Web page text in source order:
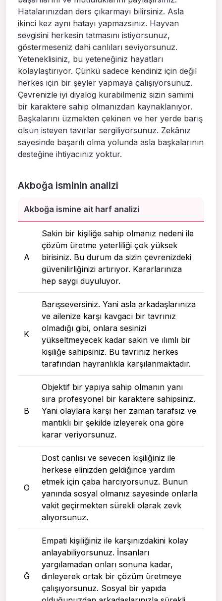
Hatalarınızdan ders çıkarmayı bilirsiniz. Asla
ikinci kez aynı hatayı yapmazsınız. Hayvan
sevgisini herkesin tatmasını istiyorsunuz,
göstermeseniz dahi canlıları seviyorsunuz.
Yeteneklisiniz, bu yeteneğiniz hayatları
kolaylaştırıyor. Çünkü sadece kendiniz için değil
herkes için bir şeyler yapmaya çalışıyorsunuz.
Çevrenizle iyi diyalog kurabilmeniz sizin samimi
bir karaktere sahip olmanızdan kaynaklanıyor.
Başkalarını üzmekten çekinen ve her yerde barış
olsun isteyen tavırlar sergiliyorsunuz. Zekânız
sayesinde başarılı olma yolunda asla başkalarının
desteğine ihtiyacınız yoktur.
Akboğa isminin analizi
Akboğa ismine ait harf analizi
A
Sakin bir kişiliğe sahip olmanız nedeni ile
çözüm üretme yeterliliği çok yüksek
birisiniz. Bu durum da sizin çevrenizdeki
güvenilirliğinizi artırıyor. Kararlarınıza
hep saygı duyuluyor.
K
Barışseversiniz. Yani asla arkadaşlarınıza
ve ailenize karşı kavgacı bir tavrınız
olmadığı gibi, onlara sesinizi
yükseltmeyecek kadar sakin ve ılımlı bir
kişiliğe sahipsiniz. Bu tavrınız herkes
tarafından hayranlıkla karşılanmaktadır.
B
Objektif bir yapıya sahip olmanın yanı
sıra profesyonel bir karaktere sahipsiniz.
Yani olaylara karşı her zaman tarafsız ve
mantıklı bir şekilde izleyerek ona göre
karar veriyorsunuz.
O
Dost canlısı ve sevecen kişiliğiniz ile
herkese elinizden geldiğince yardım
etmek için çaba harcıyorsunuz. Bunun
yanında sosyal olmanız sayesinde onlarla
vakit geçirmekten sürekli olarak zevk
alıyorsunuz.
Ğ
Empati kişiliğiniz ile karşınızdakini kolay
anlayabiliyorsunuz. İnsanları
yargılamadan onları sonuna kadar,
dinleyerek ortak bir çözüm üretmeye
çalışıyorsunuz. Sosyal bir yapıda